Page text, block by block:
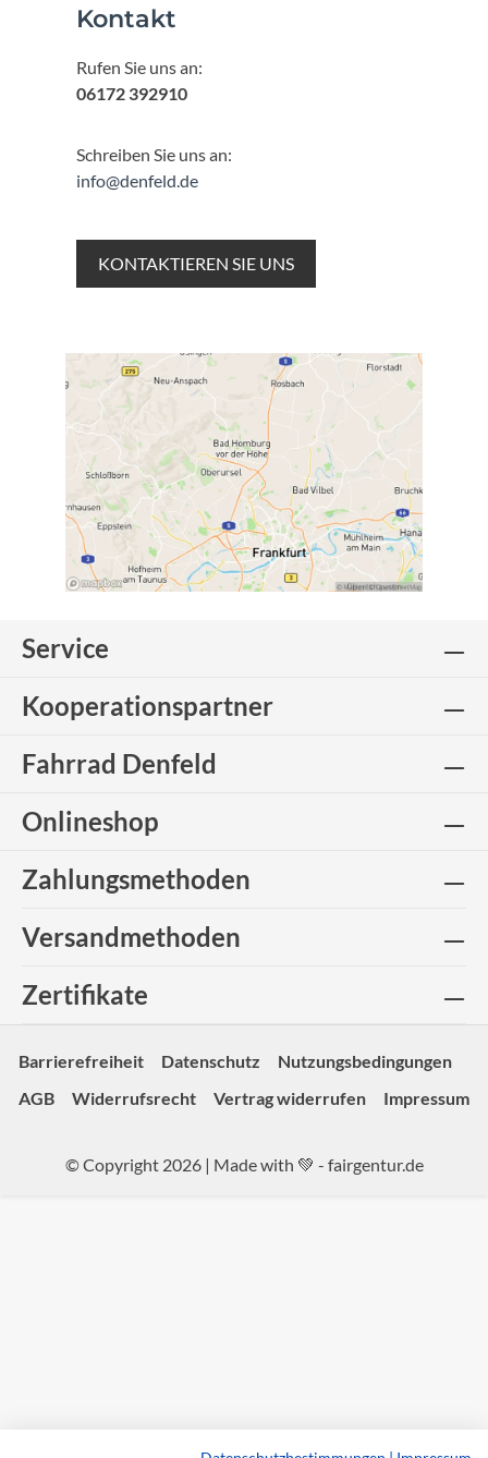
Kontakt
Rufen Sie uns an:
06172 392910
Schreiben Sie uns an:
info@denfeld.de
KONTAKTIEREN SIE UNS
Service
Kooperationspartner
Fahrrad Denfeld
Onlineshop
Zahlungsmethoden
Versandmethoden
Zertifikate
Barrierefreiheit Datenschutz
Nutzungsbedingungen
AGB
Widerrufsrecht Vertrag widerrufen Impressum
© Copyright 2026 | Made with 💚 - fairgentur.de